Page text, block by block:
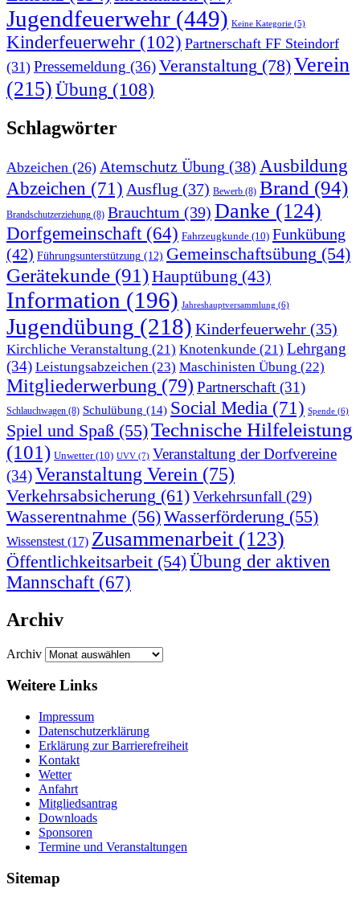
Jugendfeuerwehr (449) Keine Kategorie (5)
Kinderfeuerwehr (102) Partnerschaft FF Steindorf
(31) Pressemeldung (36)Veranstaltung (78)Verein
(215)Übung (108)
Schlagwörter
Abzeichen (26) Atemschutz Übung (38) Ausbildung
Abzeichen (71) Ausflug (37) Bewerb (8) Brand (94)
Brandschutzerziehung (8) Brauchtum (39) Danke (124)
Dorfgemeinschaft (64) Fahrzeugkunde (10) Funkübung
(42) Führungsunterstützung (12) Gemeinschaftsübung (54)
Gerätekunde (91)Hauptübung (43)
Information (196) Jahreshauptversammlung (6)
Jugendübung (218) Kinderfeuerwehr (35)
Kirchliche Veranstaltung (21) Knotenkunde (21) Lehrgang
(34) Leistungsabzeichen (23) Maschinisten Übung (22)
Mitgliederwerbung (79) Partnerschaft (31)
Schlauchwagen (8) Schulübung (14) Social Media (71) Spende (6)
Spiel und Spaß (55)Technische Hilfeleistung
(101) Unwetter(10) UVV (7) Veranstaltung der Dorfvereine
(34)Veranstaltung Verein (75)
Verkehrsabsicherung (61)Verkehrsunfall (29)
Wasserentnahme (56)Wasserförderung (55)
Wissenstest (17) Zusammenarbeit (123)
Öffentlichkeitsarbeit (54)Übung der aktiven
Mannschaft (67)
Archiv
Archiv
Weitere Links
Impressum
Datenschutzerklärung
Erklärung zur Barriere­frei­heit
Kontakt
Wetter
Anfahrt
Mitgliedsantrag
Downloads
Sponsoren
Termine und Veranstaltungen
Sitemap